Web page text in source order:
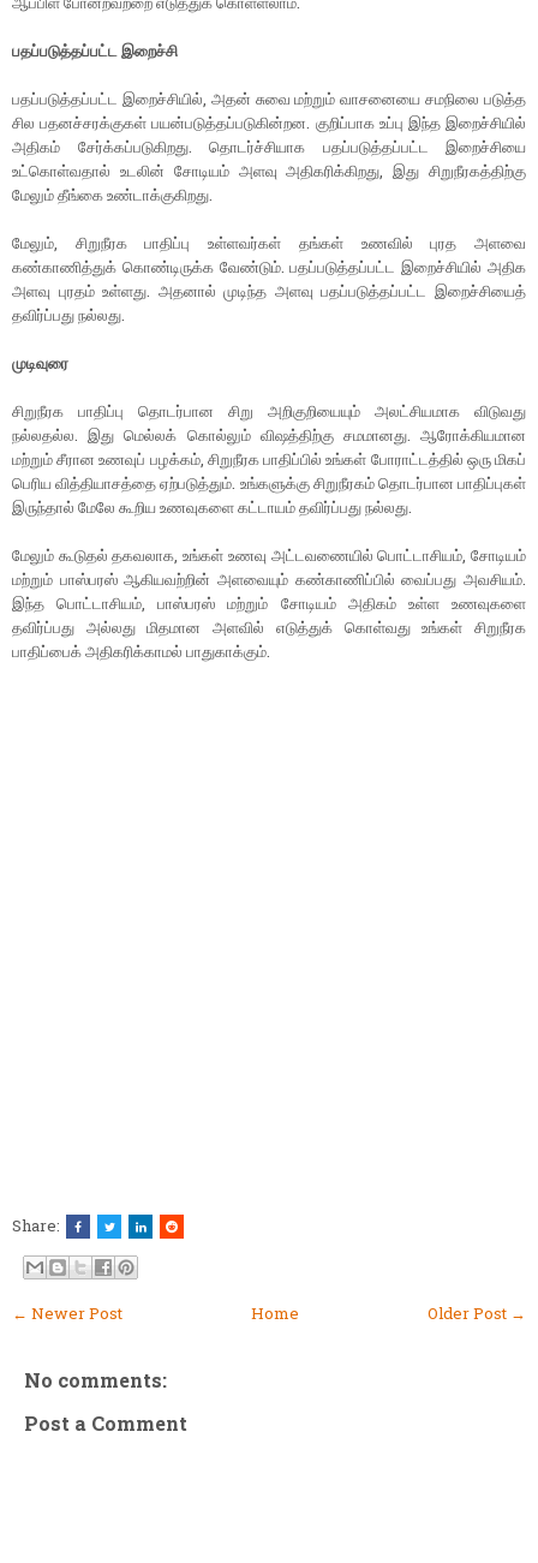
பதப்படுத்தப்பட்ட இறைச்சி
பதப்படுத்தப்பட்ட இறைச்சியில், அதன் சுவை மற்றும் வாசனையை சமநிலை படுத்த
சில பதனச்சரக்குகள் பயன்படுத்தப்படுகின்றன. குறிப்பாக உப்பு இந்த இறைச்சியில்
அதிகம் சேர்க்கப்படுகிறது. தொடர்ச்சியாக பதப்படுத்தப்பட்ட இறைச்சியை
உட்கொள்வதால் உடலின் சோடியம் அளவு அதிகரிக்கிறது, இது சிறுநீரகத்திற்கு
மேலும் தீங்கை உண்டாக்குகிறது.
மேலும், சிறுநீரக பாதிப்பு உள்ளவர்கள் தங்கள் உணவில் புரத அளவை
கண்காணித்துக் கொண்டிருக்க வேண்டும். பதப்படுத்தப்பட்ட இறைச்சியில் அதிக
அளவு புரதம் உள்ளது. அதனால் முடிந்த அளவு பதப்படுத்தப்பட்ட இறைச்சியைத்
தவிர்ப்பது நல்லது.
முடிவுரை
சிறுநீரக பாதிப்பு தொடர்பான சிறு அறிகுறியையும் அலட்சியமாக விடுவது
நல்லதல்ல. இது மெல்லக் கொல்லும் விஷத்திற்கு சமமானது. ஆரோக்கியமான
மற்றும் சீரான உணவுப் பழக்கம், சிறுநீரக பாதிப்பில் உங்கள் போராட்டத்தில் ஒரு மிகப்
பெரிய வித்தியாசத்தை ஏற்படுத்தும். உங்களுக்கு சிறுநீரகம் தொடர்பான பாதிப்புகள்
இருந்தால் மேலே கூறிய உணவுகளை கட்டாயம் தவிர்ப்பது நல்லது.
மேலும் கூடுதல் தகவலாக, உங்கள் உணவு அட்டவணையில் பொட்டாசியம், சோடியம்
மற்றும் பாஸ்பரஸ் ஆகியவற்றின் அளவையும் கண்காணிப்பில் வைப்பது அவசியம்.
இந்த பொட்டாசியம், பாஸ்பரஸ் மற்றும் சோடியம் அதிகம் உள்ள உணவுகளை
தவிர்ப்பது அல்லது மிதமான அளவில் எடுத்துக் கொள்வது உங்கள் சிறுநீரக
பாதிப்பைக் அதிகரிக்காமல் பாதுகாக்கும்.
Share:
← Newer Post Older Post →
Home
No comments:
Post a Comment